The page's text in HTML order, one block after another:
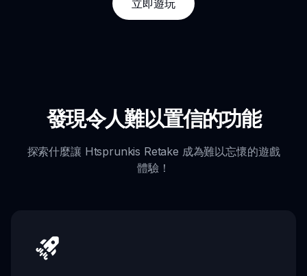
立即遊玩
發現令人難以置信的功能
探索什麼讓 Htsprunkis Retake 成為難以忘懷的遊戲
體驗！